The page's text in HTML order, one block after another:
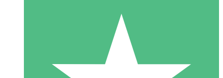
Pacchetti di Crediti Individuali
Paga a consumo con crediti di download. Nessun impegno